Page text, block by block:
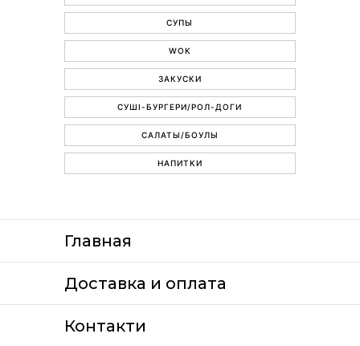
СУПЫ
WOK
ЗАКУСКИ
СУШІ-БУРГЕРИ/РОЛ-ДОГИ
САЛАТЫ/БОУЛЫ
НАПИТКИ
Главная
Доставка и оплата
Контакти